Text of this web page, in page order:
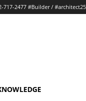
717-2477 #Builder / #architect25